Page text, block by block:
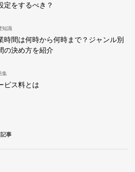
定をするべき？
知識
時間は何時から何時まで？ジャンル別
の決め方を紹介
集
ビス料とは
事